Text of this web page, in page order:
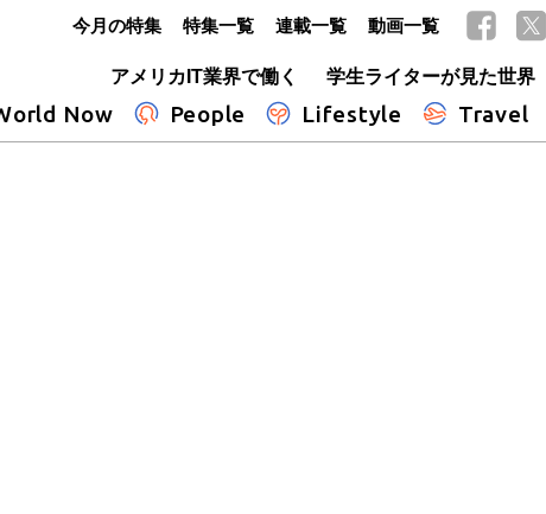
アメリカIT業界で働く
学生ライターが見た世界
Now People Lifestyle Travel
今月の特集 特集一覧 連載一覧 動画一覧